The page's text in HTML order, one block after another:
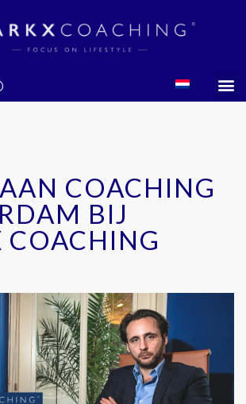
COACHING
BIJ
COACHING